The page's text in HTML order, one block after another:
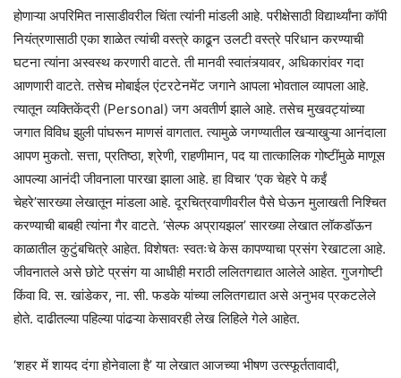
होणाऱ्या अपरिमित नासाडीवरील चिंता त्यांनी मांडली आहे. परीक्षेसाठी विद्यार्थ्यांना कॉपी
नियंत्रणासाठी एका शाळेत त्यांची वस्त्रे काढून उलटी वस्त्रे परिधान करण्याची
घटना त्यांना अस्वस्थ करणारी वाटते. ती मानवी स्वातंत्र्यावर, अधिकारांवर गदा
आणणारी वाटते. तसेच मोबाईल एंटरटेनमेंट जगाने आपला भोवताल व्यापला आहे.
त्यातून व्यक्तिकेंद्री (Personal) जग अवतीर्ण झाले आहे. तसेच मुखवट्यांच्या
जगात विविध झुली पांघरून माणसं वागतात. त्यामुळे जगण्यातील खऱ्याखुऱ्या आनंदाला
आपण मुकतो. सत्ता, प्रतिष्ठा, श्रेणी, राहणीमान, पद या तात्कालिक गोष्टींमुळे माणूस
आपल्या आनंदी जीवनाला पारखा झाला आहे. हा विचार ‘एक चेहरे पे कईं
चेहरे’सारख्या लेखातून मांडला आहे. दूरचित्रवाणीवरील पैसे घेऊन मुलाखती निश्चित
करण्याची बाबही त्यांना गैर वाटते. ‘सेल्फ अप्रायझल’ सारख्या लेखात लॉकडॉऊन
काळातील कुटुंबचित्रे आहेत. विशेषतः स्वतःचे केस कापण्याचा प्रसंग रेखाटला आहे.
जीवनातले असे छोटे प्रसंग या आधीही मराठी ललितगद्यात आलेले आहेत. गुजगोष्टी
किंवा वि. स. खांडेकर, ना. सी. फडके यांच्या ललितगद्यात असे अनुभव प्रकटलेले
होते. दाढीतल्या पहिल्या पांढऱ्या केसावरही लेख लिहिले गेले आहेत.
‘शहर में शायद दंगा होनेवाला है’ या लेखात आजच्या भीषण उत्स्फूर्ततावादी,